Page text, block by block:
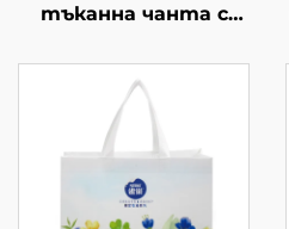
тъканна чанта с
и цветя – уникално
художествено
подаръчно решение
за брандиране